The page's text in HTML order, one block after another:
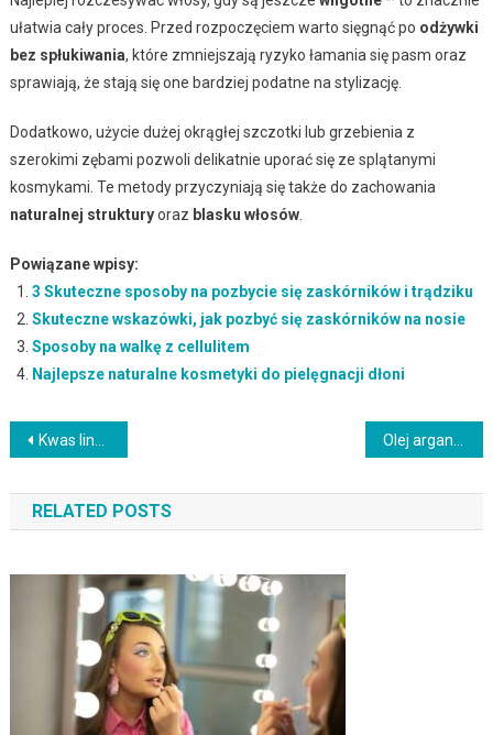
ułatwia cały proces. Przed rozpoczęciem warto sięgnąć po odżywki
bez spłukiwania, które zmniejszają ryzyko łamania się pasm oraz
sprawiają, że stają się one bardziej podatne na stylizację.
Dodatkowo, użycie dużej okrągłej szczotki lub grzebienia z
szerokimi zębami pozwoli delikatnie uporać się ze splątanymi
kosmykami. Te metody przyczyniają się także do zachowania
naturalnej strukturyoraz blasku włosów.
Powiązane wpisy:
3 Skuteczne sposoby na pozbycie się zaskórników i trądziku
Skuteczne wskazówki, jak pozbyć się zaskórników na nosie
Sposoby na walkę z cellulitem
Najlepsze naturalne kosmetyki do pielęgnacji dłoni
Nawigacja
wpisu
Kwas linolowy w kosmetykach: właściwości i zastosowanie w pielęgnacji Olej arganowy do twarzy – właściwości, zastosowanie i korzyści
RELATED POSTS